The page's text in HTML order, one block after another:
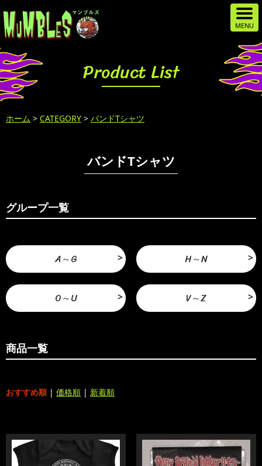
Product List
ホーム > CATEGORY > バンドTシャツ
バンドTシャツ
グループ一覧
A～G H～N
O～U V～Z
商品一覧
おすすめ順 | 価格順 | 新着順